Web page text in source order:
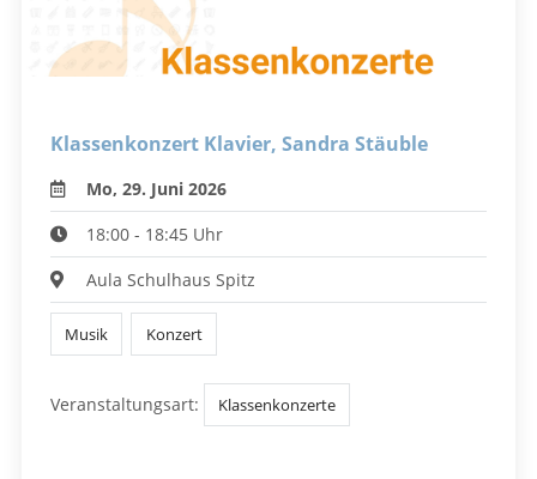
Klassenkonzert Klavier, Sandra Stäuble
Mo, 29. Juni 2026
18:00 - 18:45 Uhr
Aula Schulhaus Spitz
Musik Konzert
Veranstaltungsart: Klassenkonzerte